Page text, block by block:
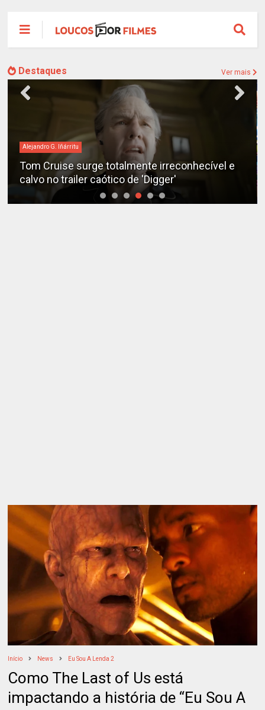
Destaques Ver mais
Alejandro G. Iñárritu
Tom Cruise surge totalmente irreconhecível e
calvo no trailer caótico de 'Digger'
Início News Eu Sou A Lenda 2
Como The Last of Us está
impactando a história de “Eu Sou A